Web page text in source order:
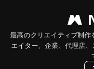
最高のクリエイティブ制作
エイター、企業、代理店